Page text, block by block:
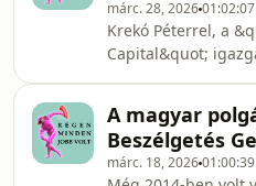
az esélyeket. Szinte
2024 óta
rendszer
választás
magánnyomozót,
cserkész&quot;
márc. 28, 202601:02:07
Krekó Péterrel, a
Capital&quot;
és befolyásszerző
Európai Unióban,
persze
A magyar
Beszélgetés
márc. 18, 202601:00:39